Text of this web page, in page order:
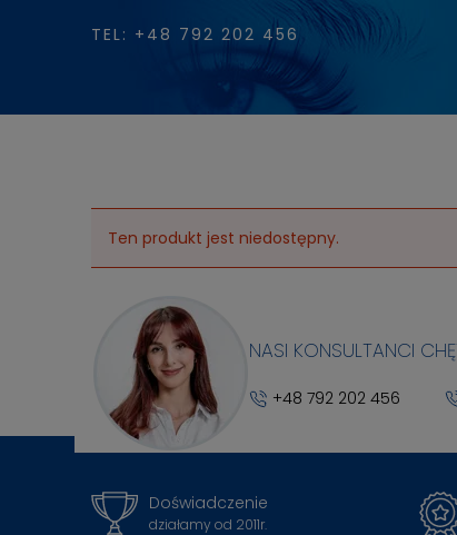
TEL: +48 792 202 456
Ten produkt jest niedostępny.
NASI KONSULTANCI
+48 792 202 456
Doświadczenie
działamy od 2011r.